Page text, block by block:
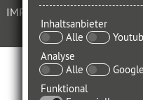
IMPRESSUM
Inhaltsanbieter
Alle
Analyse
Alle
Google
Funktional